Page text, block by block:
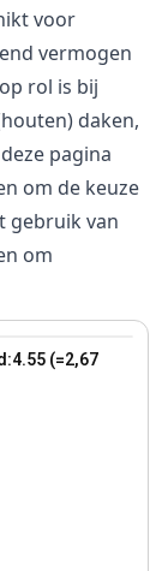
voor
vermogen
rol is bij
daken,
pagina
om de keuze
gebruik van
om
Bestseller
(=2,67